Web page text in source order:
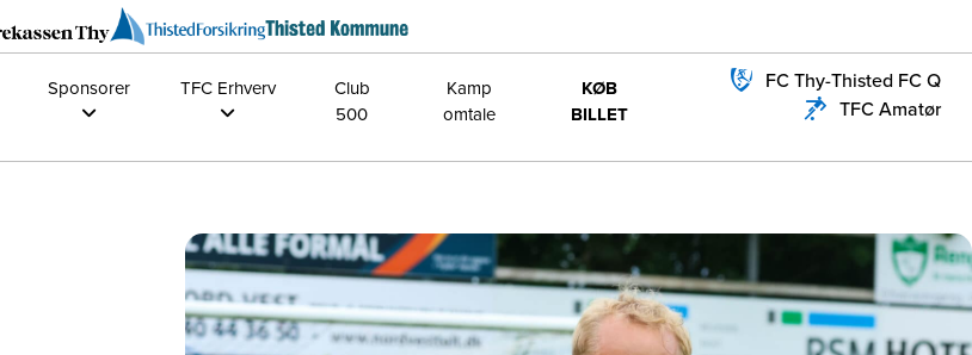
Sponsorer TFC Erhverv
Club
500
Kamp
omtale
KØB
BILLET
FC Thy-Thisted FC Q
TFC Amatør